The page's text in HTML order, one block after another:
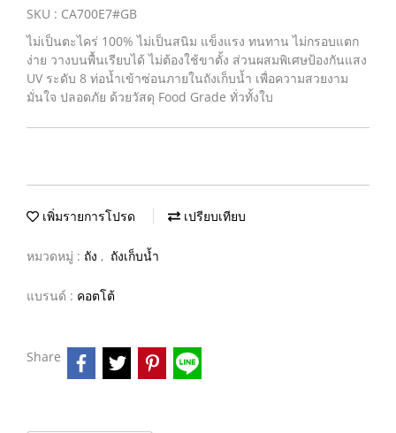
SKU : CA700E7#GB
ไม่เป็นตะไคร่ 100% ไม่เป็นสนิม แข็งแรง ทนทาน ไม่กรอบแตก
ง่าย วางบนพื้นเรียบได้ ไม่ต้องใช้ขาตั้ง ส่วนผสมพิเศษป้องกันแสง
UV ระดับ 8 ท่อน้ำเข้าซ่อนภายในถังเก็บน้ำ เพื่อความสวยงาม
มั่นใจ ปลอดภัย ด้วยวัสดุ Food Grade ทั่วทั้งใบ
เพิ่มรายการโปรด เปรียบเทียบ
หมวดหมู่ : ถัง , ถังเก็บน้ำ
แบรนด์ : คอตโต้
Share